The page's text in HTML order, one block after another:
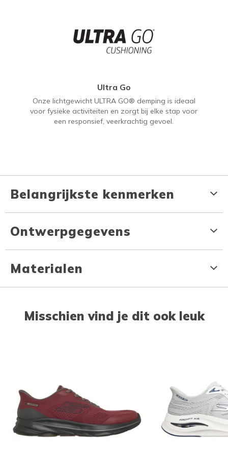
Ultra Go
Onze lichtgewicht ULTRA GO® demping is ideaal
voor fysieke activiteiten en zorgt bij elke stap voor
een responsief, veerkrachtig gevoel.
Belangrijkste kenmerken
Ontwerpgegevens
Materialen
Misschien vind je dit ook leuk